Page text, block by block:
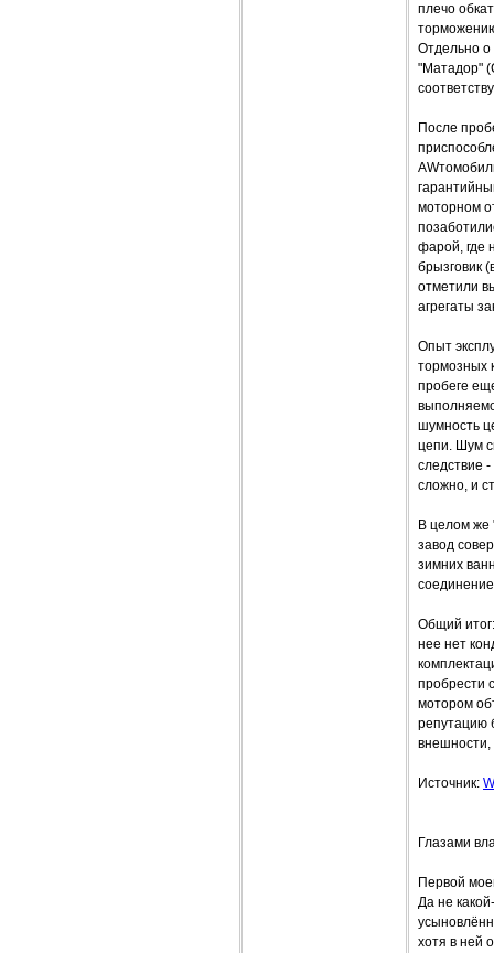
плечо
Отдельно
"Матадор"
После
моторном
фарой, где
брызговик
отметили
агрегаты
Опыт
тормозных
пробеге
шумность
цепи. Шум
следствие
сложно, и
В целом же
завод
зимних
Общий
нее нет
пробрести
мотором
репутацию
внешности,
Источник:
Глазами
Первой
Да не
хотя в ней